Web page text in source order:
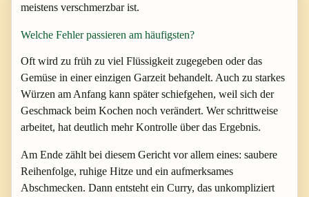
meistens verschmerzbar ist.
Welche Fehler passieren am häufigsten?
Oft wird zu früh zu viel Flüssigkeit zugegeben oder das
Gemüse in einer einzigen Garzeit behandelt. Auch zu starkes
Würzen am Anfang kann später schiefgehen, weil sich der
Geschmack beim Kochen noch verändert. Wer schrittweise
arbeitet, hat deutlich mehr Kontrolle über das Ergebnis.
Am Ende zählt bei diesem Gericht vor allem eines: saubere
Reihenfolge, ruhige Hitze und ein aufmerksames
Abschmecken. Dann entsteht ein Curry, das unkompliziert